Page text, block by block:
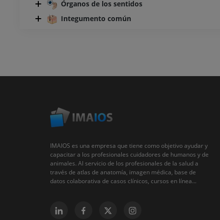
Órganos de los sentidos
Integumento común
IMAIOS es una empresa que tiene como objetivo ayudar y
capacitar a los profesionales cuidadores de humanos y de
animales. Al servicio de los profesionales de la salud a
través de atlas de anatomía, imagen médica, base de
datos colaborativa de casos clínicos, cursos en línea...